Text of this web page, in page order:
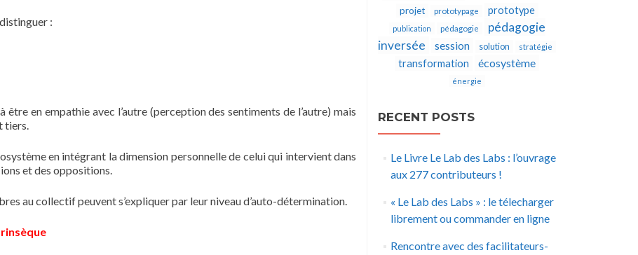
:
être en empathie avec l’autre (perception des sentiments de l’autre) mais
tiers.
en intégrant la dimension personnelle de celui qui intervient dans
et des oppositions.
au collectif peuvent s’expliquer par leur niveau d’auto-détermination.
projet prototypage prototype
publication pédagogie
pédagogie
inversée
session solution stratégie
transformation écosystème
énergie
RECENT POSTS
Le Livre Le Lab des Labs : l’ouvrage
aux 277 contributeurs !
« Le Lab des Labs » : le télecharger
librement ou commander en ligne
Rencontre avec des facilitateurs-